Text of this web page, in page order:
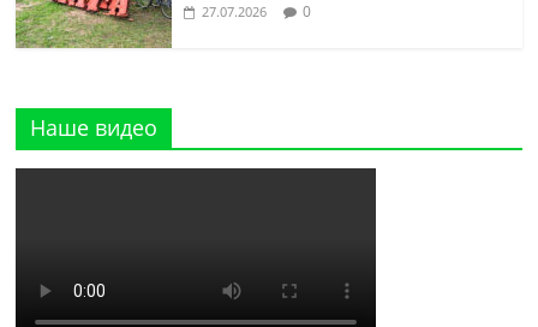
27.07.2026 0
Наше видео